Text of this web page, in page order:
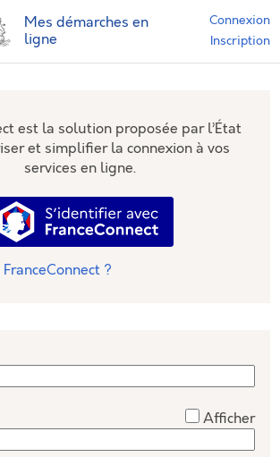
Mes démarches en
ligne
Connexion
Inscription
est la solution proposée par l’État
et simplifier la connexion à vos
services en ligne.
S’identifier avec
?
Afficher